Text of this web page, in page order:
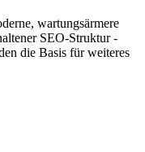
wartungsärmere
SEO-Struktur -
die Basis für weiteres